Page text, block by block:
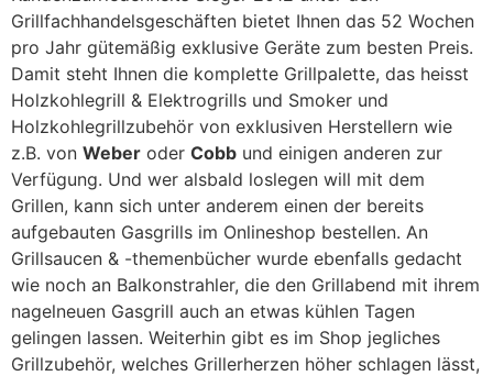
Grillfachhandelsgeschäften bietet Ihnen das 52 Wochen
pro Jahr gütemäßig exklusive Geräte zum besten Preis.
Damit steht Ihnen die komplette Grillpalette, das heisst
Holzkohlegrill & Elektrogrills und Smoker und
Holzkohlegrillzubehör von exklusiven Herstellern wie
z.B. von Weber oder Cobb und einigen anderen zur
Verfügung. Und wer alsbald loslegen will mit dem
Grillen, kann sich unter anderem einen der bereits
aufgebauten Gasgrills im Onlineshop bestellen. An
Grillsaucen & -themenbücher wurde ebenfalls gedacht
wie noch an Balkonstrahler, die den Grillabend mit ihrem
nagelneuen Gasgrill auch an etwas kühlen Tagen
gelingen lassen. Weiterhin gibt es im Shop jegliches
Grillzubehör, welches Grillerherzen höher schlagen lässt,